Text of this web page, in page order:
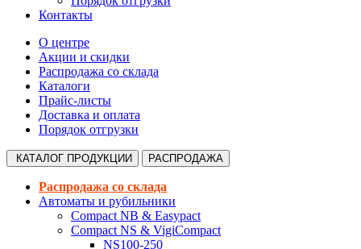
Контакты
О центре
Акции и скидки
Распродажа со склада
Каталоги
Прайс-листы
Доставка и оплата
Порядок отгрузки
КАТАЛОГ ПРОДУКЦИИ РАСПРОДАЖА
Распродажа со склада
Автоматы и рубильники
Compact NB & Easypact
Compact NS & VigiCompact
NS100-250